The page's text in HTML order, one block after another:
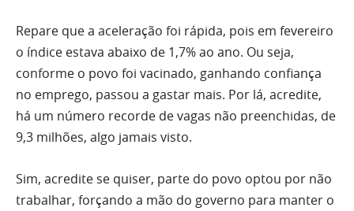
Repare que a aceleração foi rápida, pois em fevereiro
o índice estava abaixo de 1,7% ao ano. Ou seja,
conforme o povo foi vacinado, ganhando confiança
no emprego, passou a gastar mais. Por lá, acredite,
há um número recorde de vagas não preenchidas, de
9,3 milhões, algo jamais visto.
Sim, acredite se quiser, parte do povo optou por não
trabalhar, forçando a mão do governo para manter o